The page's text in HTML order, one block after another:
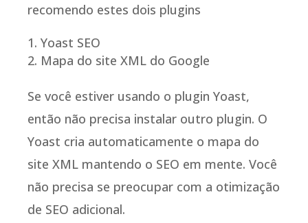
recomendo estes dois plugins
Yoast SEO
Mapa do site XML do Google
Se você estiver usando o plugin Yoast,
então não precisa instalar outro plugin. O
Yoast cria automaticamente o mapa do
site XML mantendo o SEO em mente. Você
não precisa se preocupar com a otimização
de SEO adicional.